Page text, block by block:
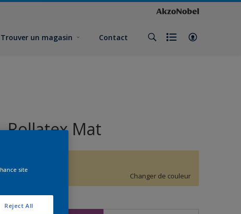
Trouver un magasin Contact
Rollatex Mat
Changer de couleur
Format
site
Reject All